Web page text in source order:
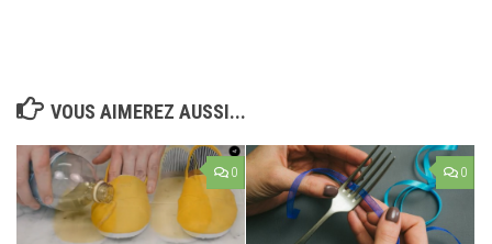
VOUS AIMEREZ AUSSI...
0 0